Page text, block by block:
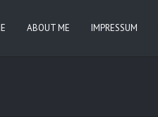
ABOUT ME IMPRESSUM